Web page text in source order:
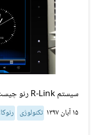
سیستم R-Link رنو چیست؟
۱۵ آبان ۱۳۹۷ تکنولوژی